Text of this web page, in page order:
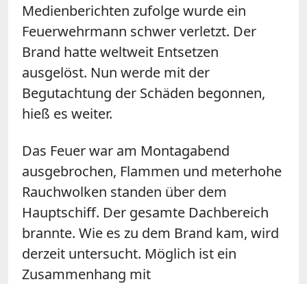
Medienberichten zufolge wurde ein
Feuerwehrmann schwer verletzt. Der
Brand hatte weltweit Entsetzen
ausgelöst. Nun werde mit der
Begutachtung der Schäden begonnen,
hieß es weiter.
Das Feuer war am Montagabend
ausgebrochen, Flammen und meterhohe
Rauchwolken standen über dem
Hauptschiff. Der gesamte Dachbereich
brannte. Wie es zu dem Brand kam, wird
derzeit untersucht. Möglich ist ein
Zusammenhang mit